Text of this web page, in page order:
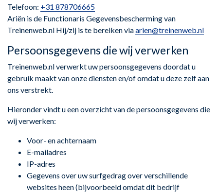
Telefoon: +31 878706665
Ariën is de Functionaris Gegevensbescherming van
Treinenweb.nl Hij/zij is te bereiken viaarien@treinenweb.nl
Persoonsgegevens die wij verwerken
Treinenweb.nl verwerkt uw persoonsgegevens doordat u
gebruik maakt van onze diensten en/of omdat u deze zelf aan
ons verstrekt.
Hieronder vindt u een overzicht van de persoonsgegevens die
wij verwerken:
Voor- en achternaam
E-mailadres
IP-adres
Gegevens over uw surfgedrag over verschillende
websites heen (bijvoorbeeld omdat dit bedrijf